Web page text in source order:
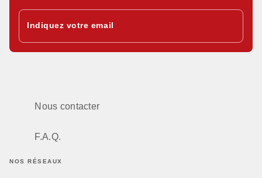
Indiquez votre email
Nous contacter
F.A.Q.
NOS RÉSEAUX